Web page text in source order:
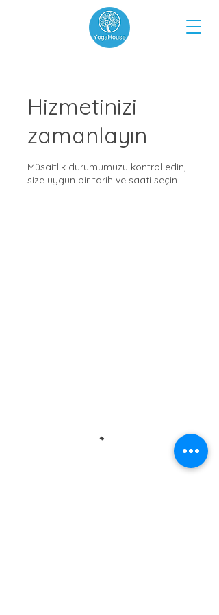
Hizmetinizi
zamanlayın
Müsaitlik durumumuzu kontrol edin,
size uygun bir tarih ve saati seçin